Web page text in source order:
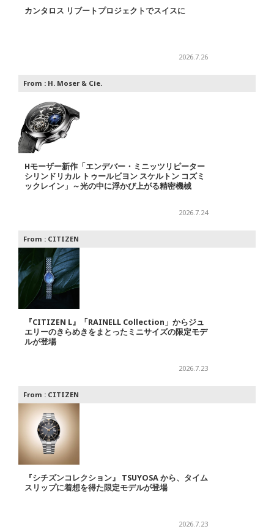
カンタロス リブートプロジェクトでスイスに
2026.7.26
From : H. Moser & Cie.
Hモーザー新作「エンデバー・ミニッツリピーター
シリンドリカル トゥールビヨン スケルトン コズミ
ックレイン」～光の中に浮かび上がる精密機械
2026.7.24
From : CITIZEN
『CITIZEN L』「RAINELL Collection」からジュ
エリーのきらめきをまとったミニサイズの限定モデ
ルが登場
2026.7.23
From : CITIZEN
『シチズンコレクション』 TSUYOSA から、タイム
スリップに着想を得た限定モデルが登場
2026.7.23